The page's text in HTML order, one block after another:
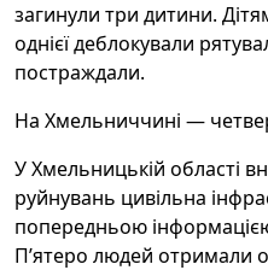
загинули три дитини.
однієї деблокували
постраждали.
На Хмельниччині —
У Хмельницькій області
руйнувань цивільна
попередньою
П’ятеро людей отримали